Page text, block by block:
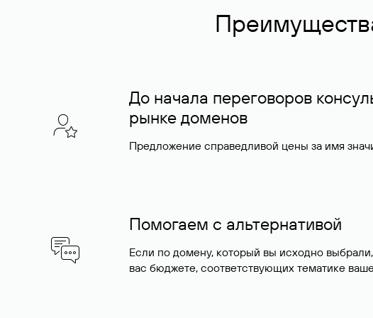
До начала переговоров
рынке доменов
Предложение справедливой цены за имя
Помогаем с альтернативой
Если по домену, который вы исходно
вас бюджете, соответствующих тематике